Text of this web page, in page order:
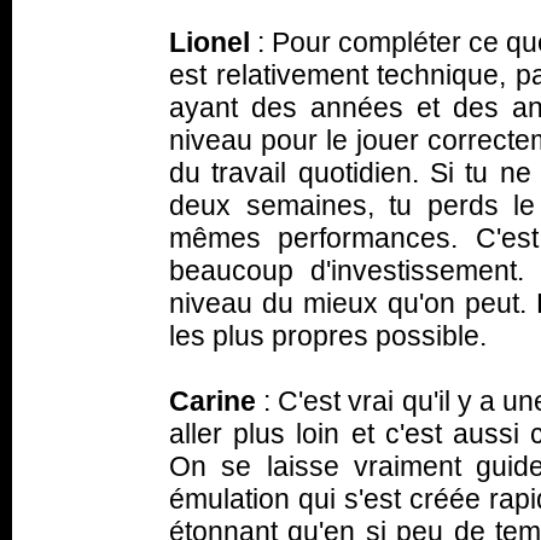
Lionel : Pour compléter ce
est relativement technique,
ayant des années et des
niveau pour le jouer
du travail quotidien. Si tu
deux semaines, tu perds
mêmes performances.
beaucoup
niveau du mieux qu'on
les plus propres possible.
Carine : C'est vrai qu'il y a
aller plus loin et c'est aussi
On se laisse vraiment
émulation qui s'est créée
étonnant qu'en si peu de